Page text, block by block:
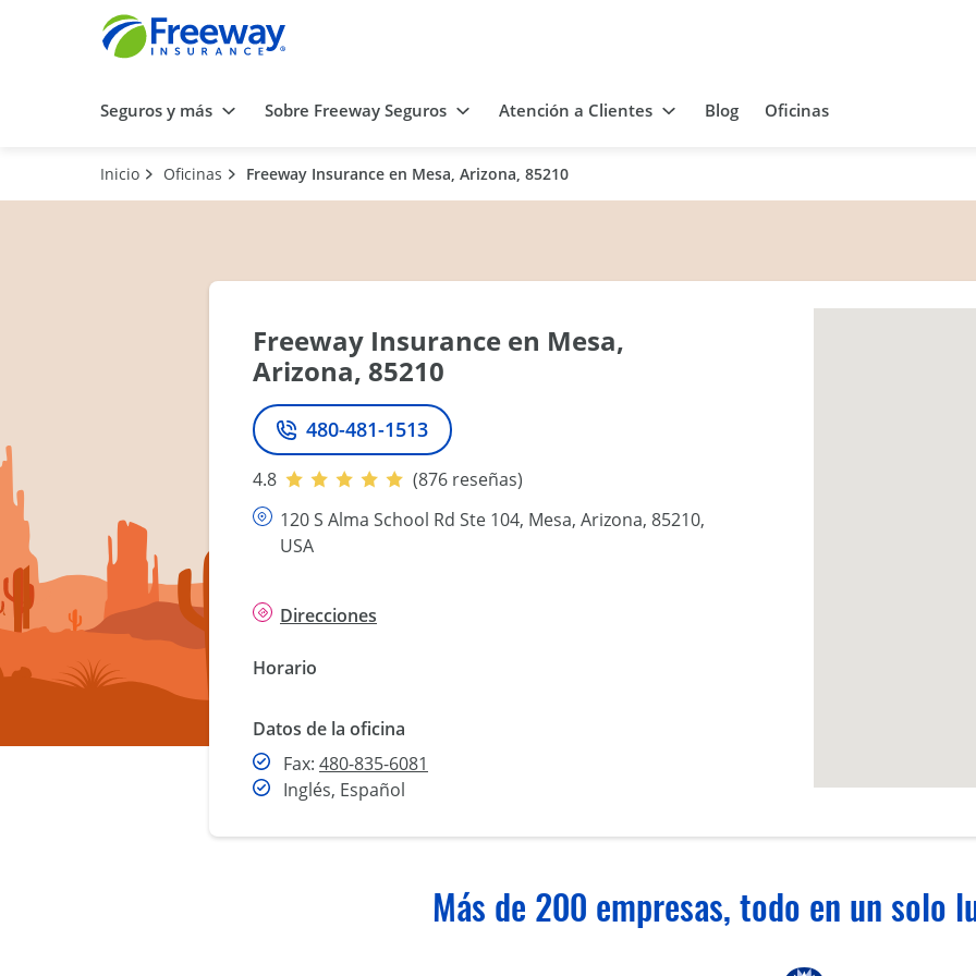
Seguros y más Sobre Freeway Seguros Atención a Clientes Blog Oficinas
Inicio Oficinas Freeway Insurance en Mesa, Arizona, 85210
Freeway Insurance en Mesa,
Arizona, 85210
Teléfono
480-481-1513
4.8
(876 reseñas)
120 S Alma School Rd Ste 104, Mesa, Arizona, 85210,
USA
Direcciones
Horario
Datos de la oficina
Fax: 480-835-6081
Inglés, Español
Más de 200 empresas, todo en un solo